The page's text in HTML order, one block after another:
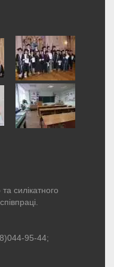
силікатного
95-44;